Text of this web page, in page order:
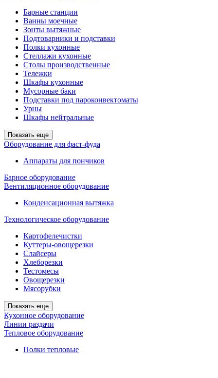
Барные станции
Ванны моечные
Зонты вытяжные
Подтоварники и подставки
Полки кухонные
Стеллажи кухонные
Столы производственные
Тележки
Шкафы кухонные
Мусорные баки
Подставки под пароконвектоматы
Урны
Шкафы нейтральные
Показать еще
Оборудование для фаст-фуда
Аппараты для пончиков
Барное оборудование
Вентиляционное оборудование
Конденсационная вытяжка
Технологическое оборудование
Картофелечистки
Куттеры-овощерезки
Слайсеры
Хлеборезки
Тестомесы
Овощерезки
Мясорубки
Показать еще
Кухонное оборудование
Линии раздачи
Тепловое оборудование
Полки тепловые